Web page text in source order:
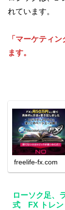
れています。
「マーケティ
ます。
freelife-fx.com
ローソク足、
式 FX トレン